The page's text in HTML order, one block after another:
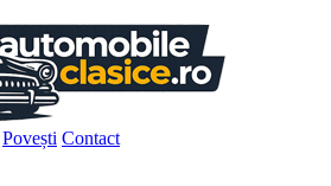
Povești Contact